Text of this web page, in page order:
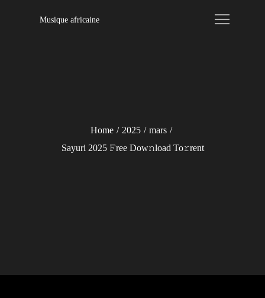
Musique africaine
Home 2025
mars
Sayuri 2025 𝙵ree Dow𝚗load To𝚛rent